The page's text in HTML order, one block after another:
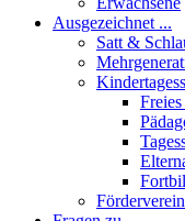
Ausgezeichnet ...
Satt &
Förderverein